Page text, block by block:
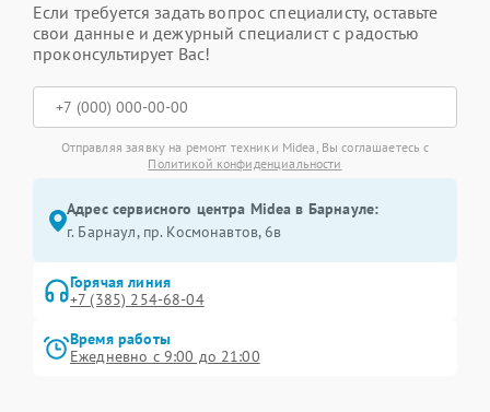
Если требуется задать вопрос специалисту, оставьте
свои данные и дежурный специалист с радостью
проконсультирует Вас!
Отправляя заявку на ремонт техники Midea, Вы соглашаетесь с
Политикой конфиденциальности
Адрес сервисного центра Midea в Барнауле:
г. Барнаул, ​пр. Космонавтов, 6в
Горячая линия
+7 (385) 254-68-04
Время работы
Ежедневно с 9:00 до 21:00